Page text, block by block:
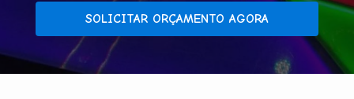
SOLICITAR ORÇAMENTO AGORA